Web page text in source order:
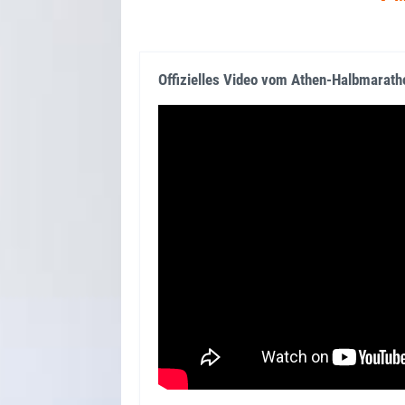
Strecke beginnt in der Nähe des
Offizielles Video vom Athen-